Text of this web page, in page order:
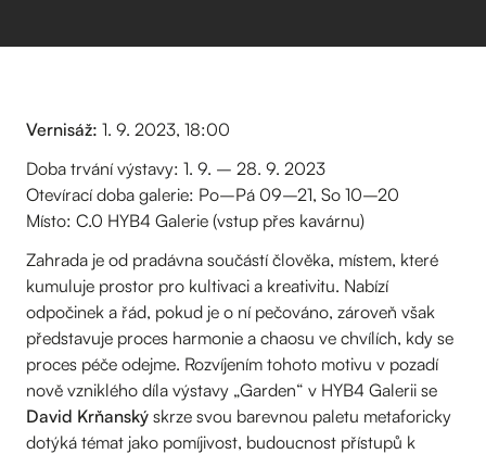
Vernisáž: 1. 9. 2023, 18:00
Doba trvání výstavy: 1. 9. – 28. 9. 2023
Otevírací doba galerie: Po–Pá 09–21, So 10–20
Místo: C.0 HYB4 Galerie (vstup přes kavárnu)
Zahrada je od pradávna součástí člověka, místem, které
kumuluje prostor pro kultivaci a kreativitu. Nabízí
odpočinek a řád, pokud je o ní pečováno, zároveň však
představuje proces harmonie a chaosu ve chvílích, kdy se
proces péče odejme. Rozvíjením tohoto motivu v pozadí
nově vzniklého díla výstavy „Garden“ v HYB4 Galerii se
David Krňanský skrze svou barevnou paletu metaforicky
dotýká témat jako pomíjivost, budoucnost přístupů k